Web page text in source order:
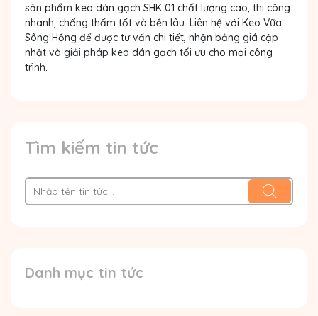
sản phẩm keo dán gạch SHK 01 chất lượng cao, thi công
nhanh, chống thấm tốt và bền lâu. Liên hệ với Keo Vữa
Sông Hồng để được tư vấn chi tiết, nhận bảng giá cập
nhật và giải pháp keo dán gạch tối ưu cho mọi công
trình.
Tìm kiếm tin tức
Danh mục tin tức